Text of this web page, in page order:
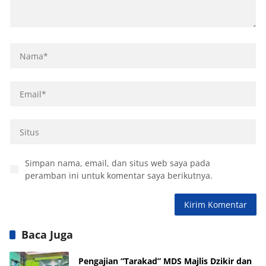
Simpan nama, email, dan situs web saya pada
peramban ini untuk komentar saya berikutnya.
Baca Juga
Pengajian “Tarakad” MDS Majlis Dzikir dan